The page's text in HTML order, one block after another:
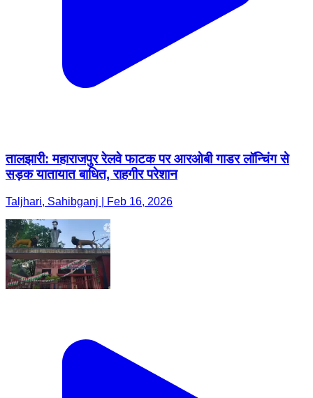
तालझारी: महाराजपुर रेलवे फाटक पर आरओबी गाडर लॉन्चिंग से
सड़क यातायात बाधित, राहगीर परेशान
Taljhari, Sahibganj | Feb 16, 2026